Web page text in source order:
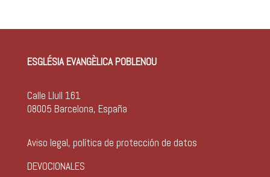
ESGLÉSIA EVANGÈLICA POBLENOU
Calle Llull 161
08005 Barcelona, España
Aviso legal, política de protección de datos
DEVOCIONALES